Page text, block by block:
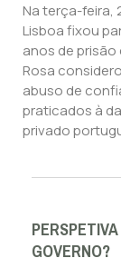
Na terça-feira,
Lisboa fixou
anos de prisão
Rosa
abuso de
praticados à
privado
GOVERNO?